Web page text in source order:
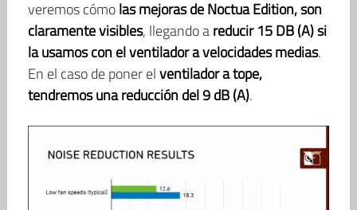
veremos cómolas mejoras de Noctua Edition, son
claramente visibles, llegando areducir 15 DB (A) si
la usamos con el ventilador a velocidades medias.
En el caso de poner elventilador a tope,
tendremos una reducción del 9 dB (A).